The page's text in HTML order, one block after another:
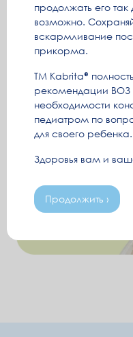
продолжать его так
возможно.
вскармливание
прикорма.
ТМ Kabrita
рекомендации ВОЗ
необходимости
педиатром по
для своего ребенка.
Здоровья вам и
Продолжить ›